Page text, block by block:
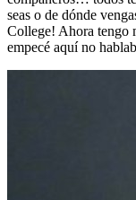
seas o de dónde
College! Ahora tengo
empecé aquí no